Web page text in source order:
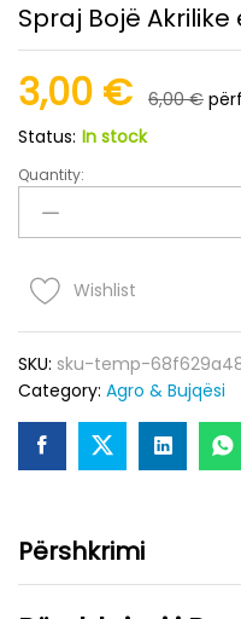
Spraj Bojë
3,00 € 6,00€
Status: In stock
Spraj
Bojë
Akrilike
Gjelbert
Quantity:
Wishlist
SKU: sku-temp-
Category: Agro & Bujqësi
Përshkrimi